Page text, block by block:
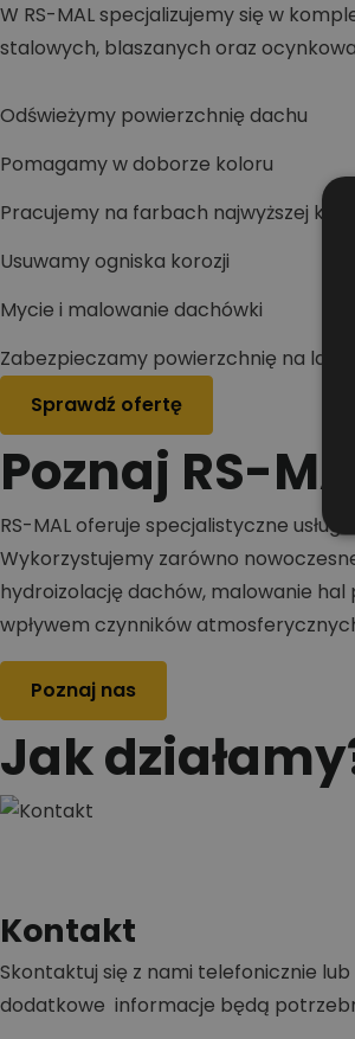
W RS-MAL specjalizujemy się w
stalowych, blaszanych oraz
Odświeżymy powierzchnię dachu
Pomagamy w doborze koloru
Pracujemy na farbach najwyższej klasy
Usuwamy ogniska korozji
Mycie i malowanie dachówki
Zabezpieczamy powierzchnię na lata
Sprawdź ofertę
Poznaj RS-MAL
RS-MAL oferuje specjalistyczne
Wykorzystujemy zarówno
hydroizolację dachów, malowanie
wpływem czynników
Poznaj nas
Jak
Kontakt
Skontaktuj się z nami telefonicznie
dodatkowe informacje będą